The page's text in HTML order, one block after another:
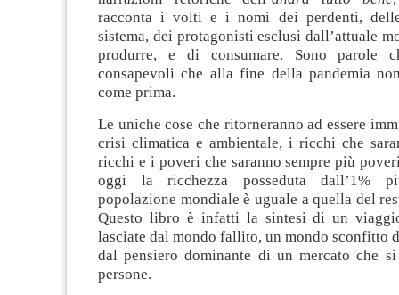
racconta i volti e i nomi dei perdenti,
sistema, dei protagonisti esclusi dall’attuale
produrre, e di consumare. Sono parole
consapevoli che alla fine della pandemia
come prima.
Le uniche cose che ritorneranno ad essere
crisi climatica e ambientale, i ricchi che
ricchi e i poveri che saranno sempre più
oggi la ricchezza posseduta dall’1%
popolazione mondiale è uguale a quella del
Questo libro è infatti la sintesi di un
lasciate dal mondo fallito, un mondo sconfitto
dal pensiero dominante di un mercato che
persone.